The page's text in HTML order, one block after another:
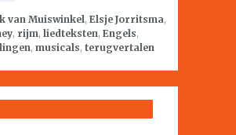
van Muiswinkel , Elsje Jorritsma,
, rijm, liedteksten, Engels,
, musicals, terugvertalen